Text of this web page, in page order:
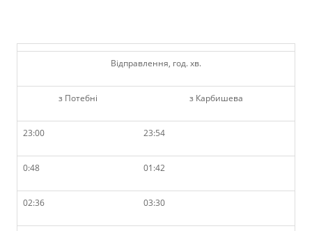
Відправлення, год. хв.
з Потебні з Карбишева
23:00 23:54
0:48 01:42
02:36 03:30